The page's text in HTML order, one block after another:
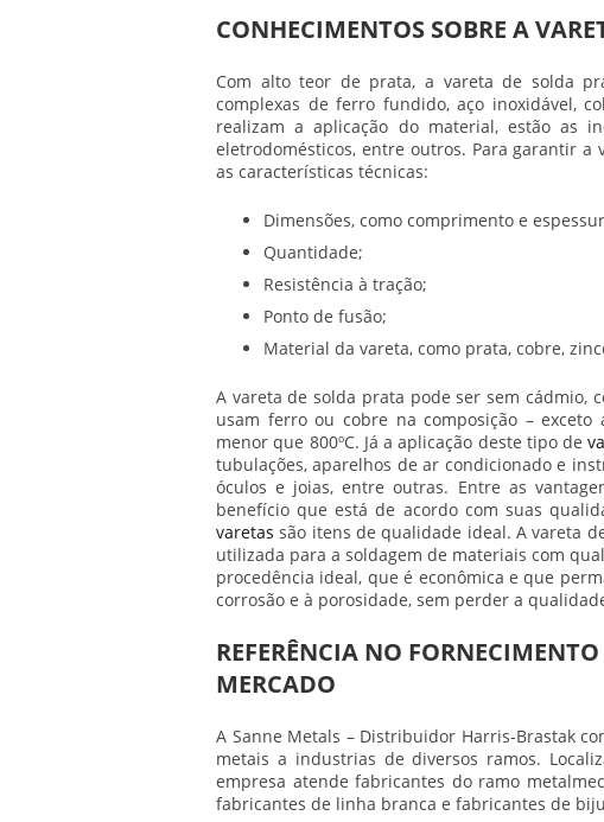
CONHECIMENTOS SOBRE A
Com alto teor de prata, a vareta de solda
complexas de ferro fundido, aço inoxidável,
realizam a aplicação do material, estão as
eletrodomésticos, entre outros. Para garantir a
as características técnicas:
Dimensões, como comprimento e
Quantidade;
Resistência à tração;
Ponto de fusão;
Material da vareta, como prata, cobre,
A vareta de solda prata pode ser sem cádmio,
usam ferro ou cobre na composição –
menor que 800ºC. Já a aplicação deste tipo de
tubulações, aparelhos de ar condicionado e
óculos e joias, entre outras. Entre as
benefício que está de acordo com suas
varetas são itens de qualidade ideal. Avareta
utilizada para a soldagem de materiais com
procedência ideal, que é econômica e que
corrosão e à porosidade, sem perder a
REFERÊNCIA NO
MERCADO
A Sanne Metals – Distribuidor Harris-Brastak
metais a industrias de diversos ramos.
empresa atende fabricantes do ramo
fabricantes de linha branca e fabricantes de